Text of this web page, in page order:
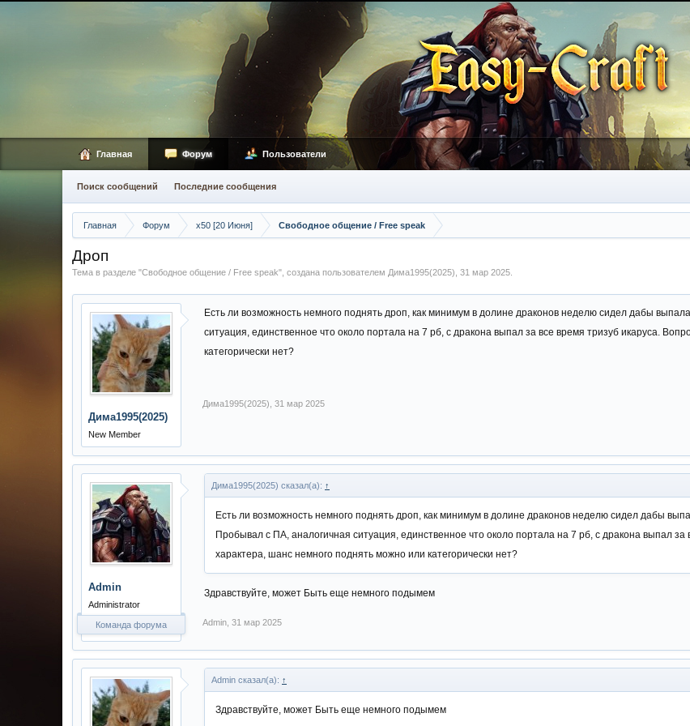
Главная Форум x50 [20 Июня] Свободное общение / Free speak
Дроп
Тема в разделе "Свободное общение / Free speak", создана пользователем Дима1995(2025) 31 мар 2025
Дима1995(2025)
New Member
Есть ли возможность немного поднять дроп, как минимум в долине драконов неделю сидел дабы
ситуация, единственное что около портала на 7 рб, с дракона выпал за все время тризуб икаруса.
категорически нет?
Дима1995(2025) 31 мар 2025
Admin
Administrator
Команда форума
Дима1995(2025) сказал(а): ↑
Есть ли возможность немного поднять дроп, как минимум в долине драконов неделю сидел дабы
Пробывал с ПА, аналогичная ситуация, единственное что около портала на 7 рб, с дракона выпал за
характера, шанс немного поднять можно или категорически нет?
Здравствуйте, может Быть еще немного подымем
Admin 31 мар 2025
Admin сказал(а): ↑
Здравствуйте, может Быть еще немного подымем
Главная Форум
Поиск сообщений Последние сообщения
Пользователи